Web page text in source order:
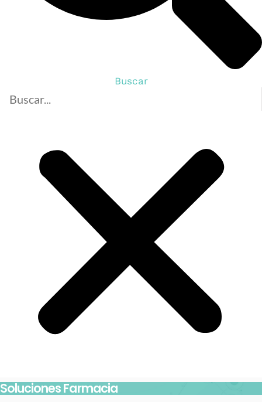
Buscar
Soluciones Farmacia